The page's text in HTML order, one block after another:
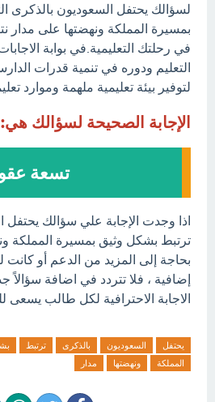
لسؤالك يحتفل السعوديون بالذكرى
بمسيرة المملكة ونهضتها على مدار
في رحلتك التعليمية.في بوابة
التعليم ودوره في تنمية قدرات
لتوفير بيئة تعليمية ملهمة وموارد
الإجابة الصحيحة لسؤالك هي:
تسعة
اذا وجدت الإجابة علي سؤالك يحتفل
ترتبط بشكل وثيق بمسيرة المملكة
بحاجة إلى المزيد من الدعم أو
إضافية ، فلا تتردد في اضافة سؤالاً
الاجابة الاحترافية لكل طالب يسعى
يحتفل السعوديون بالذكرى ترتبط
المملكة
ونهضتها مدار